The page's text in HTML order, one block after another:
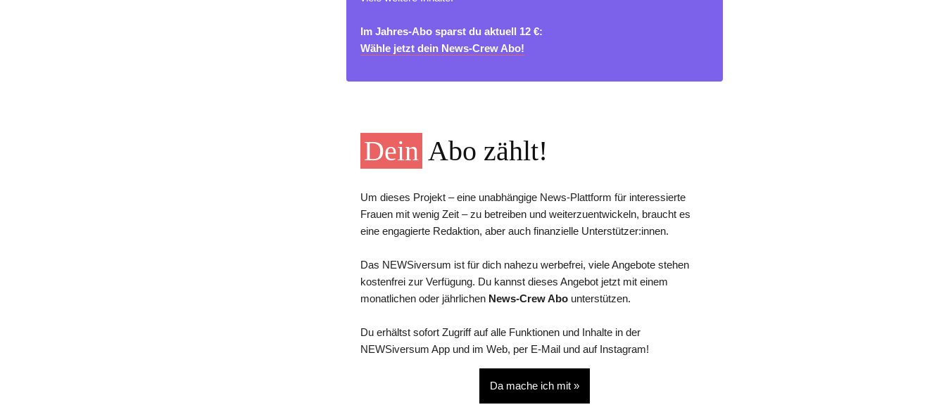
Im Jahres-Abo sparst du aktuell 12 €:
Wähle jetzt dein News-Crew Abo!
Dein Abo zählt!
Um dieses Projekt – eine unabhängige News-Plattform für interessierte
Frauen mit wenig Zeit – zu betreiben und weiterzuentwickeln, braucht es
eine engagierte Redaktion, aber auch finanzielle Unterstützer:innen.
Das NEWSiversum ist für dich nahezu werbefrei, viele Angebote stehen
kostenfrei zur Verfügung. Du kannst dieses Angebot jetzt mit einem
monatlichen oder jährlichen News-Crew Abo unterstützen.
Du erhältst sofort Zugriff auf alle Funktionen und Inhalte in der
NEWSiversum App und im Web, per E-Mail und auf Instagram!
Da mache ich mit »